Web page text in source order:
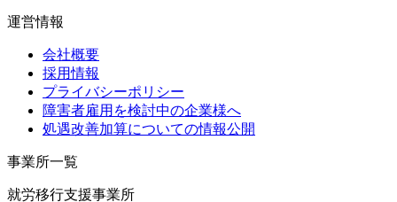
運営情報
会社概要
採用情報
プライバシーポリシー
障害者雇用を検討中の企業様へ
処遇改善加算についての情報公開
事業所一覧
就労移行支援事業所